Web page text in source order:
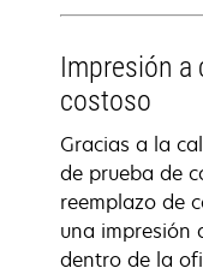
Impresión a
costoso
Gracias a la
de prueba de
reemplazo de
una impresión
dentro de la